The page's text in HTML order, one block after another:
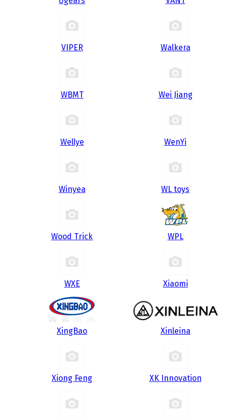
VIPER Walkera
WBMT Wei Jiang
Wellye WenYi
Winyea WL toys
Wood Trick WPL
WXE Xiaomi
XingBao Xinleina
Xiong Feng XK Innovation